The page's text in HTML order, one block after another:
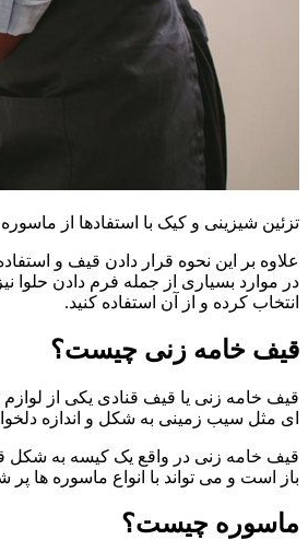
جستجو
تزئین شیزینی و کیک با استفادها از ماسوره
علاوه بر این نحوه قرار دادن قیف و
در موارد بسیاری از جمله فرم دادن حلوا
انتخاب کرده و از آن استفاده کنید.
قیف خامه زنی چیست؟
قیف خامه زنی یا قیف قنادی یکی از
ای مثل سیب زمینی به شکل و اندازه
قیف خامه زنی در واقع یک کیسه به شکل
باز است و می تواند با انواع ماسوره ها
ماسوره چیست؟